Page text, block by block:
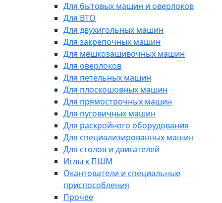
Для бытовых машин и оверлоков
Для ВТО
Для двухигольных машин
Для закрепочных машин
Для мешкозашивочных машин
Для оверлоков
Для петельных машин
Для плоскошовных машин
Для прямострочных машин
Для пуговичных машин
Для раскройного оборудования
Для специализированных машин
Для столов и двигателей
Иглы к ПШМ
Окантователи и специальные
приспособления
Прочее